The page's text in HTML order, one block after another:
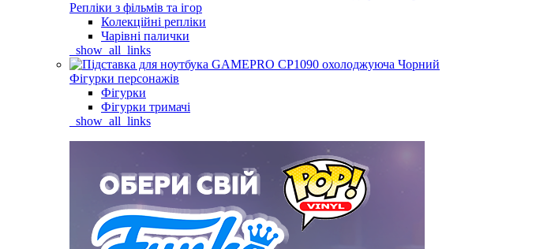
Репліки з фільмів та ігор
Колекційні репліки
Чарівні палички
_show_all_links
Фігурки персонажів
Фігурки
Фігурки тримачі
_show_all_links